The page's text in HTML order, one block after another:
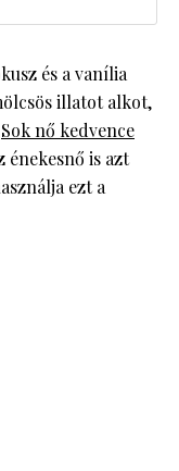
és a vanília
illatot alkot,
Sok nő kedvence
énekesnő is azt
ezt a